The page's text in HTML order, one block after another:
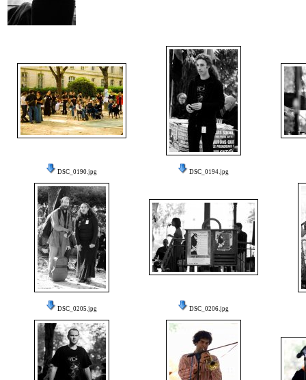
DSC_0190.jpg DSC_0194.jpg
DSC_0205.jpg DSC_0206.jpg